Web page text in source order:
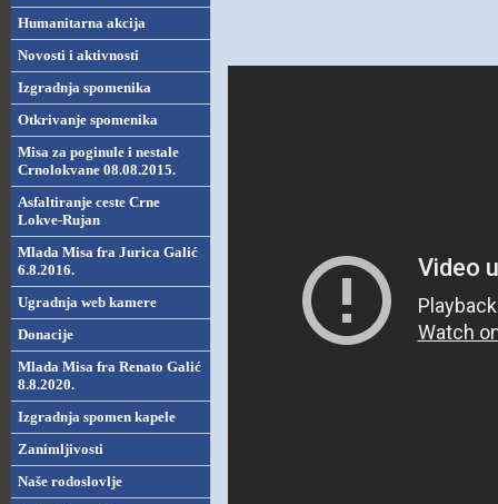
Humanitarna akcija
Novosti i aktivnosti
Izgradnja spomenika
Otkrivanje spomenika
Misa za poginule i nestale
Crnolokvane 08.08.2015.
Asfaltiranje ceste Crne
Lokve-Rujan
Mlada Misa fra Jurica Galić
6.8.2016.
Ugradnja web kamere
Donacije
Mlada Misa fra Renato Galić
8.8.2020.
Izgradnja spomen kapele
Zanimljivosti
Naše rodoslovlje